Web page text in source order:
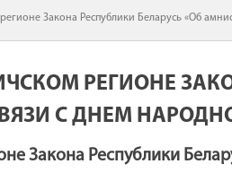
Закона Республики Беларусь «Об
РЕГИОНЕ
С ДНЕМ
Закона Республики